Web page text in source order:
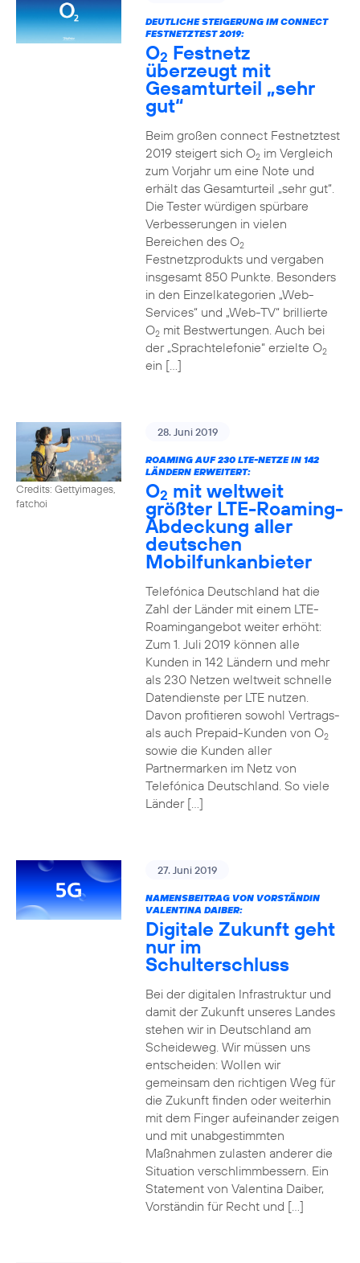
DEUTLICHE STEIGERUNG IM CONNECT
FESTNETZTEST 2019:
O2 Festnetz
überzeugt mit
Gesamturteil „sehr
gut“
Beim großen connect Festnetztest
2019 steigert sich O2im Vergleich
zum Vorjahr um eine Note und
erhält das Gesamturteil „sehr gut“.
Die Tester würdigen spürbare
Verbesserungen in vielen
Bereichen des O2
Festnetzprodukts und vergaben
insgesamt 850 Punkte. Besonders
in den Einzelkategorien „Web-
Services“ und „Web-TV“ brillierte
O2mit Bestwertungen. Auch bei
der „Sprachtelefonie“ erzielte O2
ein […]
Credits: Gettyimages,
fatchoi
28. Juni 2019
ROAMING AUF 230 LTE-NETZE IN 142
LÄNDERN ERWEITERT:
O2 mit weltweit
größter LTE-Roaming-
Abdeckung aller
deutschen
Mobilfunkanbieter
Telefónica Deutschland hat die
Zahl der Länder mit einem LTE-
Roamingangebot weiter erhöht:
Zum 1. Juli 2019 können alle
Kunden in 142 Ländern und mehr
als 230 Netzen weltweit schnelle
Datendienste per LTE nutzen.
Davon profitieren sowohl Vertrags-
als auch Prepaid-Kunden von O2
sowie die Kunden aller
Partnermarken im Netz von
Telefónica Deutschland. So viele
Länder […]
27. Juni 2019
NAMENSBEITRAG VON VORSTÄNDIN
VALENTINA DAIBER:
Digitale Zukunft geht
nur im
Schulterschluss
Bei der digitalen Infrastruktur und
damit der Zukunft unseres Landes
stehen wir in Deutschland am
Scheideweg. Wir müssen uns
entscheiden: Wollen wir
gemeinsam den richtigen Weg für
die Zukunft finden oder weiterhin
mit dem Finger aufeinander zeigen
und mit unabgestimmten
Maßnahmen zulasten anderer die
Situation verschlimmbessern. Ein
Statement von Valentina Daiber,
Vorständin für Recht und […]